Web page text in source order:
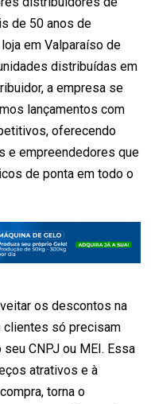
de 50 anos de
em Valparaíso de
distribuídas em
a empresa se
lançamentos com
oferecendo
e empreendedores que
de ponta em todo o
os descontos na
clientes só precisam
CNPJ ou MEI. Essa
atrativos e à
torna o